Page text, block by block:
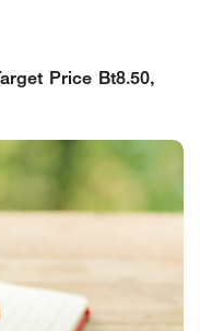
Price Bt8.50,